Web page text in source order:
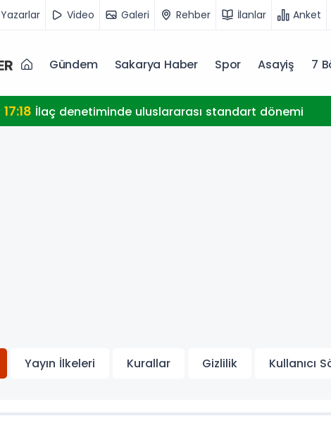
Yazarlar Video Galeri Rehber İlanlar Anket
Gündem Sakarya Haber Spor Asayiş 7
17:18 İlaç denetiminde uluslararası standart dönemi
Yayın İlkeleri Kurallar Gizlilik Kullanıcı